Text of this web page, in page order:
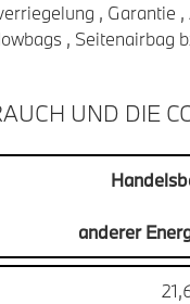
, Garantie
, Seitenairbag
UND DIE
anderer